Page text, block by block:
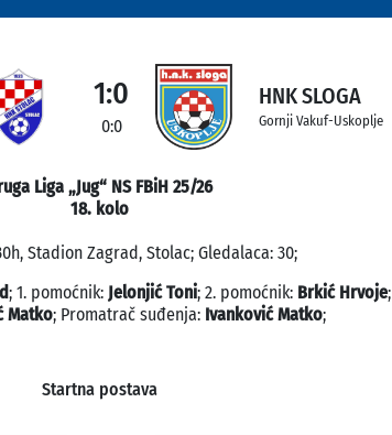
1:0
0:0
HNK SLOGA
Gornji Vakuf-Uskoplje
Liga „Jug“ NS FBiH 25/26
18. kolo
Stadion Zagrad, Stolac; Gledalaca: 30;
; 1. pomoćnik: Jelonjić Toni; 2. pomoćnik: Brkić Hrvoje;
Matko; Promatrač suđenja: Ivanković Matko;
Startna postava